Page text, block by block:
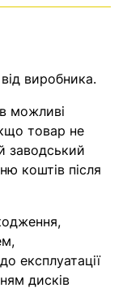
з вами
виробника.
можливі
товар не
заводський
коштів після
експлуатації
дисків